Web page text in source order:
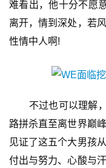
茶
原
创
界
手
难看出，他十分不愿
离开，情到深处，若
性情中人啊!
不过也可以理解，
路拼杀直至离世界巅
见证了这五个大男孩
付出与努力、心酸与